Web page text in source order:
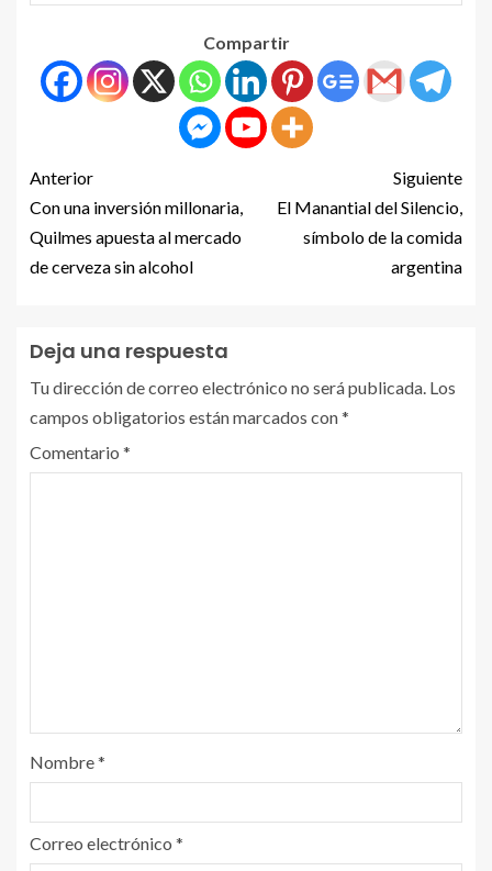
Compartir
Anterior
Con una inversión millonaria,
Quilmes apuesta al mercado
de cerveza sin alcohol
Siguiente
El Manantial del Silencio,
símbolo de la comida
argentina
Deja una respuesta
Tu dirección de correo electrónico no será publicada. Los
campos obligatorios están marcados con*
Comentario *
Nombre*
Correo electrónico *